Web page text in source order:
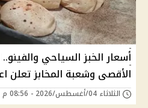
أسعار الخبز السياحي
الأقصى وشعبة المخابز تعلن
الثلاثاء 04/أغسطس/2026 - 08:56 م